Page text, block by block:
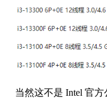
当然这不是 Intel 官